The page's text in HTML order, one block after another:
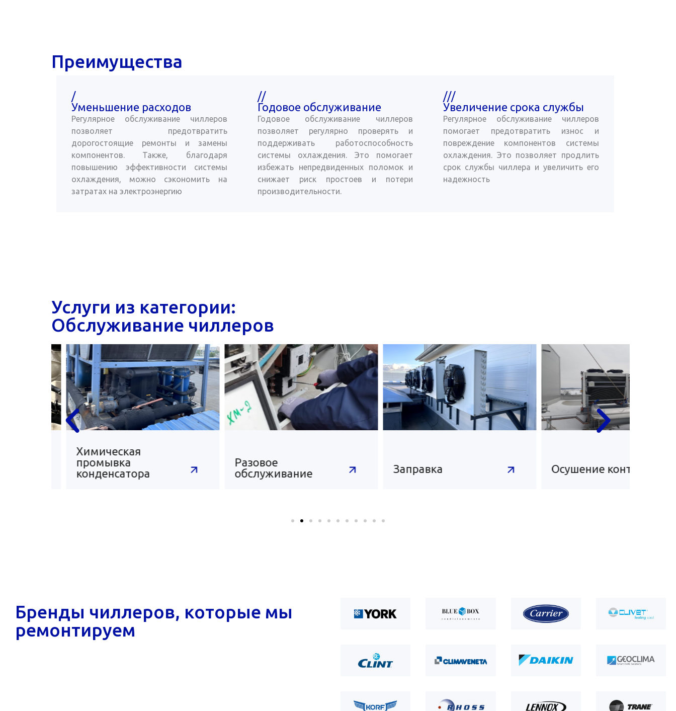
Преимущества
/
Уменьшение расходов
Регулярное обслуживание чиллеров
позволяет предотвратить
дорогостоящие ремонты и замены
компонентов. Также, благодаря
повышению эффективности системы
охлаждения, можно сэкономить на
затратах на электроэнергию
//
Годовое обслуживание
Годовое обслуживание чиллеров
позволяет регулярно проверять и
поддерживать работоспособность
системы охлаждения. Это помогает
избежать непредвиденных поломок и
снижает риск простоев и потери
производительности.
///
Увеличение срока службы
Регулярное обслуживание чиллеров
помогает предотвратить износ и
повреждение компонентов системы
охлаждения. Это позволяет продлить
срок службы чиллера и увеличить его
надежность
Услуги из категории:
Обслуживание чиллеров
Химическая
промывка
конденсатора
Разовое
обслуживание
Заправка Осушение контура
Бренды чиллеров, которые мы
ремонтируем